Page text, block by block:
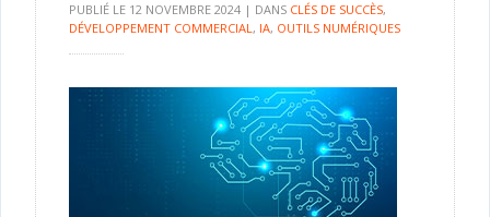
PUBLIÉ LE 12 NOVEMBRE 2024| DANS CLÉS DE SUCCÈS,
DÉVELOPPEMENT COMMERCIAL, IA, OUTILS NUMÉRIQUES